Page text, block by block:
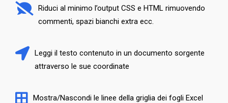
Riduci al minimo l’output CSS e HTML rimuovendo
commenti, spazi bianchi extra ecc.
Leggi il testo contenuto in un documento sorgente
attraverso le sue coordinate
Mostra/Nascondi le linee della griglia dei fogli Excel